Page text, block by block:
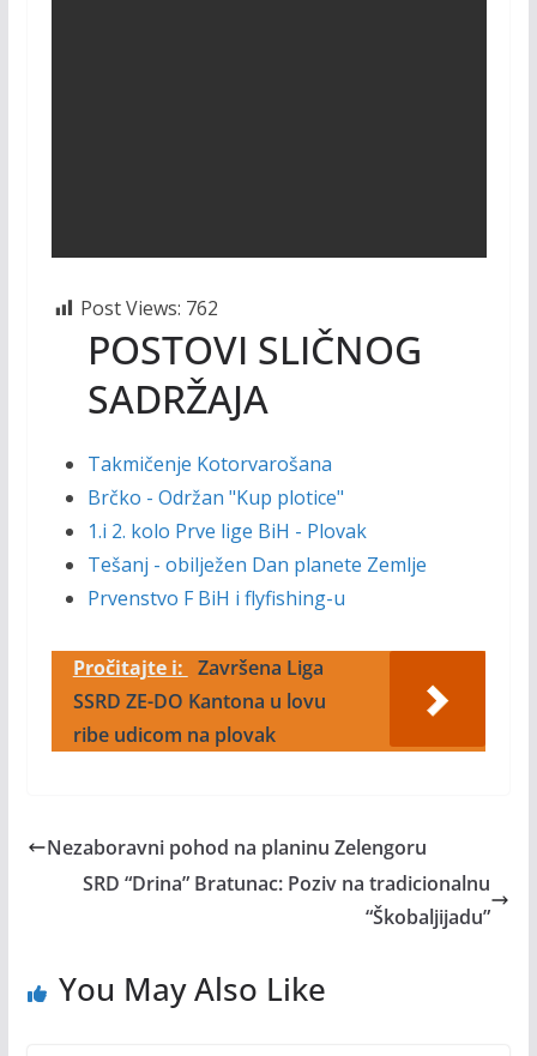
Post Views: 762
POSTOVI SLIČNOG
SADRŽAJA
Takmičenje Kotorvarošana
Brčko - Održan "Kup plotice"
1.i 2. kolo Prve lige BiH - Plovak
Tešanj - obilježen Dan planete Zemlje
Prvenstvo F BiH i flyfishing-u
Pročitajte i: Završena Liga
SSRD ZE-DO Kantona u lovu
ribe udicom na plovak
Nezaboravni pohod na planinu Zelengoru
SRD “Drina” Bratunac: Poziv na tradicionalnu
“Škobaljijadu”
You May Also Like